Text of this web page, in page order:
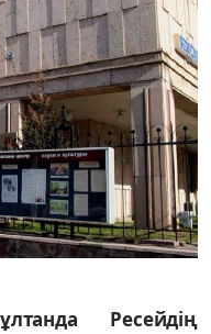
Ресейдің